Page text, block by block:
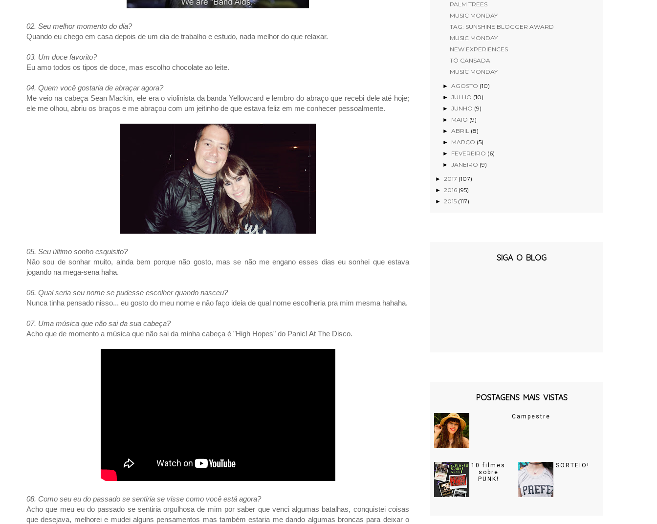
02. Seu melhor momento do dia?
Quando eu chego em casa depois de um dia de trabalho e estudo, nada melhor do que relaxar.
03. Um doce favorito?
Eu amo todos os tipos de doce, mas escolho chocolate ao leite.
04. Quem você gostaria de abraçar agora?
Me veio na cabeça Sean Mackin, ele era o violinista da banda Yellowcard e lembro do abraço que recebi dele até hoje;
ele me olhou, abriu os braços e me abraçou com um jeitinho de que estava feliz em me conhecer pessoalmente.
05. Seu último sonho esquisito?
Não sou de sonhar muito, ainda bem porque não gosto, mas se não me engano esses dias eu sonhei que estava
jogando na mega-sena haha.
06. Qual seria seu nome se pudesse escolher quando nasceu?
Nunca tinha pensado nisso... eu gosto do meu nome e não faço ideia de qual nome escolheria pra mim mesma hahaha.
07. Uma música que não sai da sua cabeça?
Acho que de momento a música que não sai da minha cabeça é "High Hopes" do Panic! At The Disco.
08. Como seu eu do passado se sentiria se visse como você está agora?
Acho que meu eu do passado se sentiria orgulhosa de mim por saber que venci algumas batalhas, conquistei coisas
que desejava, melhorei e mudei alguns pensamentos mas também estaria me dando algumas broncas para deixar o
PALM TREES
MUSIC MONDAY
TAG: SUNSHINE BLOGGER AWARD
MUSIC MONDAY
NEW EXPERIENCES
TÔ CANSADA
MUSIC MONDAY
► AGOSTO (10)
► JULHO (10)
► JUNHO (9)
► MAIO (9)
► ABRIL (8)
► MARÇO (5)
► FEVEREIRO (6)
► JANEIRO (9)
►2017 (107)
►2016 (95)
►2015 (117)
SIGA O BLOG
POSTAGENS MAIS VISTAS
Campestre
10 filmes
sobre
PUNK!
SORTEIO!